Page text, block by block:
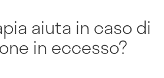
aiuta in caso di
in eccesso?